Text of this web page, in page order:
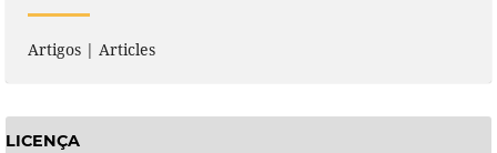
Artigos | Articles
LICENÇA